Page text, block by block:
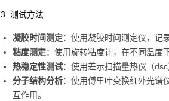
3. 测试方法
凝胶时间测定：使用凝胶时间测定仪，记
粘度测定：使用旋转粘度计，在不同温度
热稳定性测试：使用差示扫描量热仪（
分子结构分析：使用傅里叶变换红外光谱
互作用。